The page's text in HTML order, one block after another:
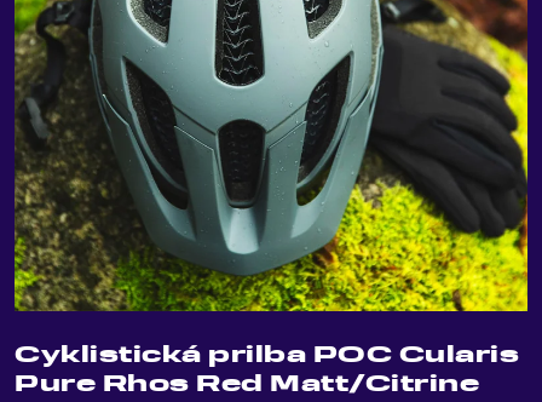
Cyklistická prilba POC Cularis
Pure Rhos Red Matt/Citrine